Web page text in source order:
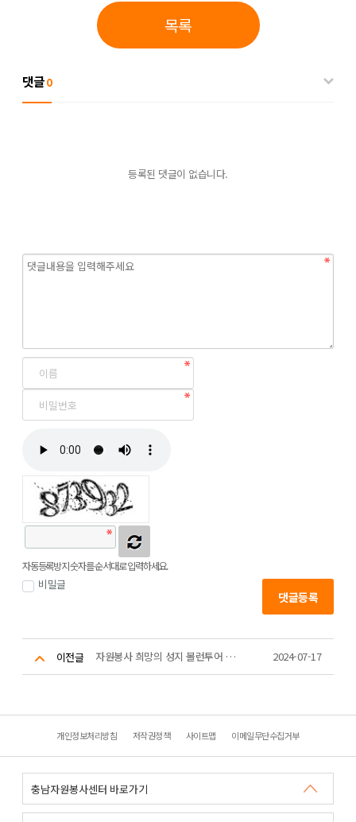
목록
댓글0
등록된 댓글이 없습니다.
자동등록방지 숫자를 순서대로 입력하세요.
비밀글
댓글등록
이전글 자원봉사 희망의 성지 볼런투어 플로깅 코스 2024-07-17
개인정보처리방침 저작권정책 사이트맵 이메일무단수집거부